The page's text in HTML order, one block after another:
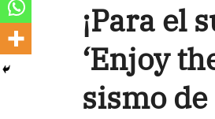
¡Para el
‘Enjoy
sismo de